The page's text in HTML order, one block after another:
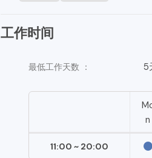
工作时间
最低工作天数 ： 5
n
11:00 ~ 20:00